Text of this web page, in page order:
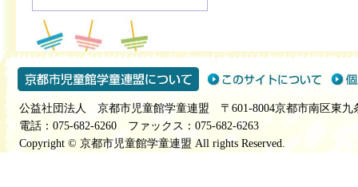
公益社団法人 京都市児童館学童連盟 〒601-8004京都市南区東九
電話：075-682-6260 ファックス：075-682-6263
Copyright © 京都市児童館学童連盟 All rights Reserved.